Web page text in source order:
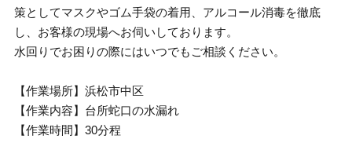
策としてマスクやゴム手袋の着用、アルコール消毒を徹底
し、お客様の現場へお伺いしております。
水回りでお困りの際にはいつでもご相談ください。
【作業場所】浜松市中区
【作業内容】台所蛇口の水漏れ
【作業時間】30分程